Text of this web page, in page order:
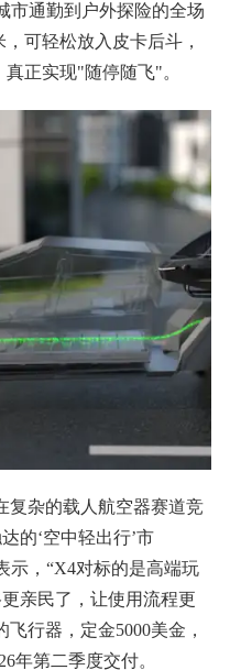
市通勤到户外探险的全场
可轻松放入皮卡后斗，
正实现"随停随飞"。
复杂的载人航空器赛道竞
的‘空中轻出行’市
示，“X4对标的是高端玩
亲民了，让使用流程更
行器，定金5000美金，
年第二季度交付。